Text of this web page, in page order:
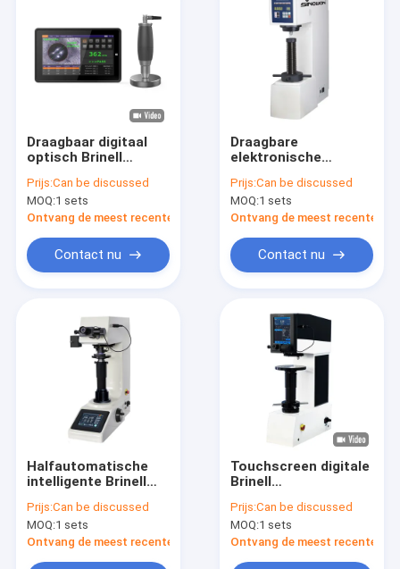
Draagbaar digitaal
optisch Brinell
meetsysteem
BrinScan
Prijs:Can be discussed
MOQ:1 sets
Ontvang de meest recente Prijs
Contact nu
Draagbare
elektronische
Brinell voor
hardheidsmeting
SHB-3000E
Prijs:Can be discussed
MOQ:1 sets
Ontvang de meest recente
Contact nu
Halfautomatische
intelligente Brinell
mm - 1,5 mm
meetbereik
Prijs:Can be discussed
MOQ:1 sets
Ontvang de meest recente Prijs
Touchscreen digitale
Brinell
Vexus SHB-3000N
Prijs:Can be discussed
MOQ:1 sets
Ontvang de meest recente